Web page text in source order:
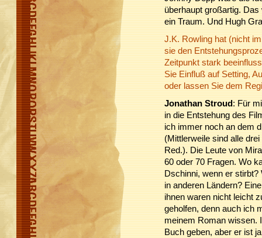
überhaupt großartig.
ein Traum. Und Hugh
J.K. Rowling hat (nicht
sie den
Zeitpunkt stark
Sie Einfluß auf Setting,
oder lassen Sie dem
Jonathan Stroud: Für
in die Entstehung des
ich immer noch an dem
(Mittlerweile sind alle
Red.). Die Leute von
60 oder 70 Fragen. Wo
Dschinni, wenn er
in anderen Ländern?
ihnen waren nicht leicht
geholfen, denn auch ich
meinem Roman wissen.
Buch geben, aber er ist